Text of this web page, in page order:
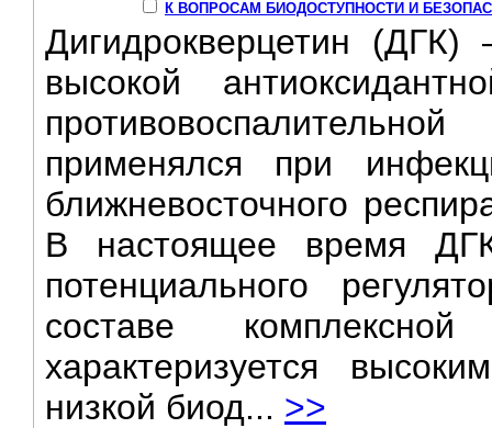
К ВОПРОСАМ БИОДОСТУПНОСТИ И
Дигидрокверцетин
высокой
применялся при
ближневосточного
В настоящее время ДГК
потенциального
составе
характеризуется
низкой биод... >>